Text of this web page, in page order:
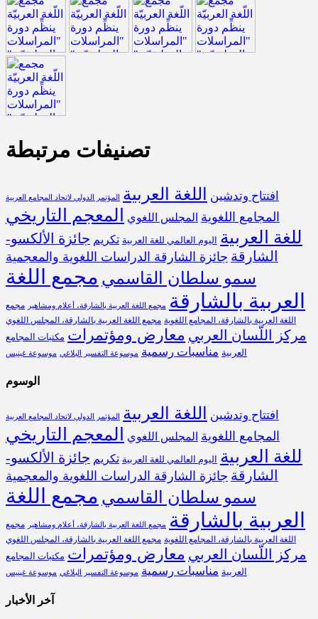
تصنيفات مرتبطة
افتتاح وتدشين اللغة العربية المؤتمر الدولي لاتحاد المجامع العربية
المجامع اللغوية المجلس اللغوي المعجم التاريخي
للغة العربية اليوم العالمي للغة العربية تكريم جائزة الألكسو-
الشارقة جائزة الشارقة الدراسات اللغوية والمعجمية
سمو سلطان القاسمي مجمع اللغة
العربية بالشارقة
مجمع اللغة العربية بالشارقة، أعلام ومشاهير
مجمع
اللغة العربية بالشارقة، المجامع اللغوية مجمع اللغة العربية بالشارقة، المجلس اللغوي
مركز اللّسان العربي معارض ومؤتمرات مكتبات المجامع
العربية مناسبات رسمية موسوعة التفسير البلاغي موسوعة غينيس
الوسوم
افتتاح وتدشين اللغة العربية المؤتمر الدولي لاتحاد المجامع العربية
المجامع اللغوية المجلس اللغوي
المعجم التاريخي
للغة العربية
اليوم العالمي للغة العربية تكريم جائزة الألكسو-
الشارقة جائزة الشارقة الدراسات اللغوية والمعجمية
سمو سلطان القاسمي مجمع اللغة
العربية بالشارقة
مجمع اللغة العربية بالشارقة، أعلام ومشاهير
مجمع
اللغة العربية بالشارقة، المجامع اللغوية مجمع اللغة العربية بالشارقة، المجلس اللغوي
مركز اللّسان العربي معارض ومؤتمرات مكتبات المجامع
العربية مناسبات رسمية موسوعة التفسير البلاغي موسوعة غينيس
آخر الأخبار